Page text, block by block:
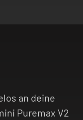
an deine
Puremax V2